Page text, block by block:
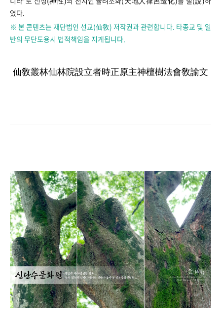
였다.
※ 본 콘텐츠는 재단법인 선교(仙敎) 저작권과 관련합니다. 타종교 및 일
반의 무단도용시 법적책임을 지게됩니다.
仙敎叢林仙林院設立者時正原主神檀樹法會敎諭文